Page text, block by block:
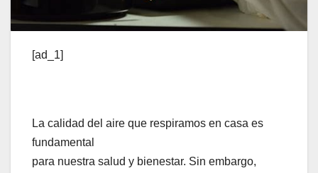
[ad_1]
La calidad del aire que respiramos en casa es
fundamental
para nuestra salud y bienestar. Sin embargo,